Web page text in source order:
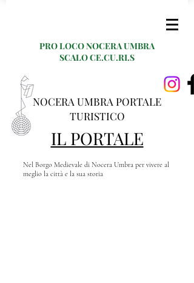
PRO LOCO NOCERA UMBRA
SCALO CE.CU.RI.S
NOCERA UMBRA PORTALE
TURISTICO
IL PORTALE
Nel Borgo Medievale di Nocera Umbra per vivere al
meglio la città e la sua storia